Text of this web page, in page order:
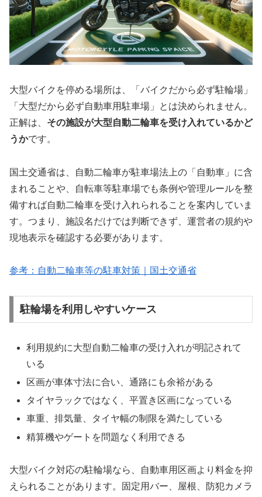
大型バイクを停める場所は、「バイクだから必ず駐輪場」
「大型だから必ず自動車用駐車場」とは決められません。
正解は、 その施設が大型自動二輪車を受け入れているかど
うかです。
国土交通省は、自動二輪車が駐車場法上の「自動車」に含
まれることや、自転車等駐車場でも条例や管理ルールを整
備すれば自動二輪車を受け入れられることを案内していま
す。つまり、施設名だけでは判断できず、運営者の規約や
現地表示を確認する必要があります。
参考：自動二輪車等の駐車対策｜国土交通省
駐輪場を利用しやすいケース
利用規約に大型自動二輪車の受け入れが明記されて
いる
区画が車体寸法に合い、通路にも余裕がある
タイヤラックではなく、平置き区画になっている
車重、排気量、タイヤ幅の制限を満たしている
精算機やゲートを問題なく利用できる
大型バイク対応の駐輪場なら、自動車用区画より料金を抑
えられることがあります。固定用バー、屋根、防犯カメラ